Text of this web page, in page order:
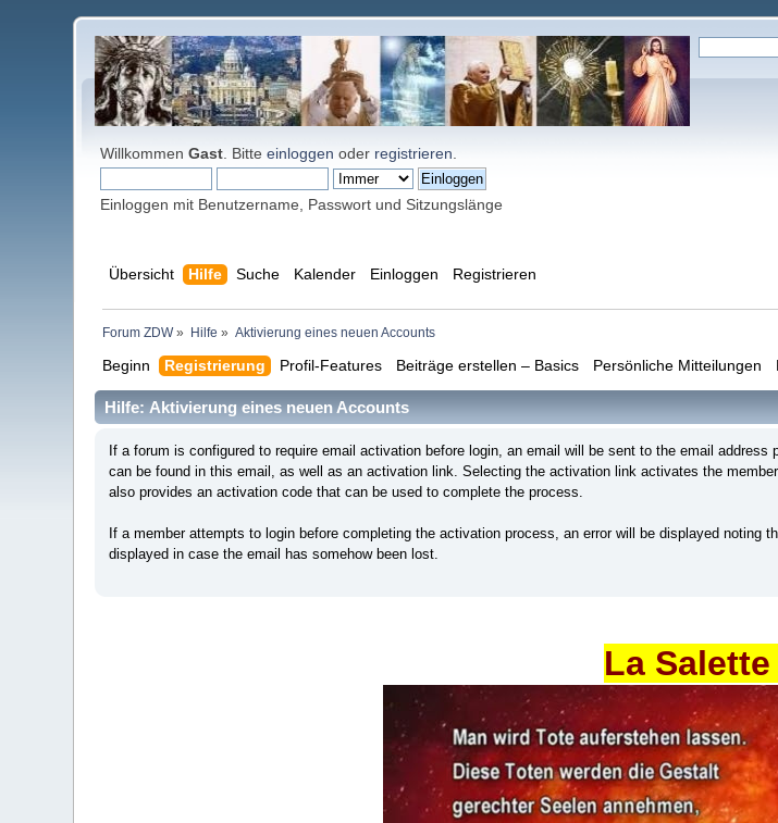
WillkommenGast . Bitteeinloggen oder registrieren
Einloggen mit Benutzername, Passwort und Sitzungslänge
Übersicht Hilfe Suche Kalender Einloggen Registrieren
Forum ZDW» Hilfe » Aktivierung eines neuen Accounts
Beginn Registrierung Profil-Features Beiträge erstellen – Basics Persönliche Mitteilungen
Hilfe: Aktivierung eines neuen Accounts
If a forum is configured to require email activation before login, an email will be sent to the email
can be found in this email, as well as an activation link. Selecting the activation link activates the
also provides an activation code that can be used to complete the process.
If a member attempts to login before completing the activation process, an error will be displayed noting
displayed in case the email has somehow been lost.
La Salette